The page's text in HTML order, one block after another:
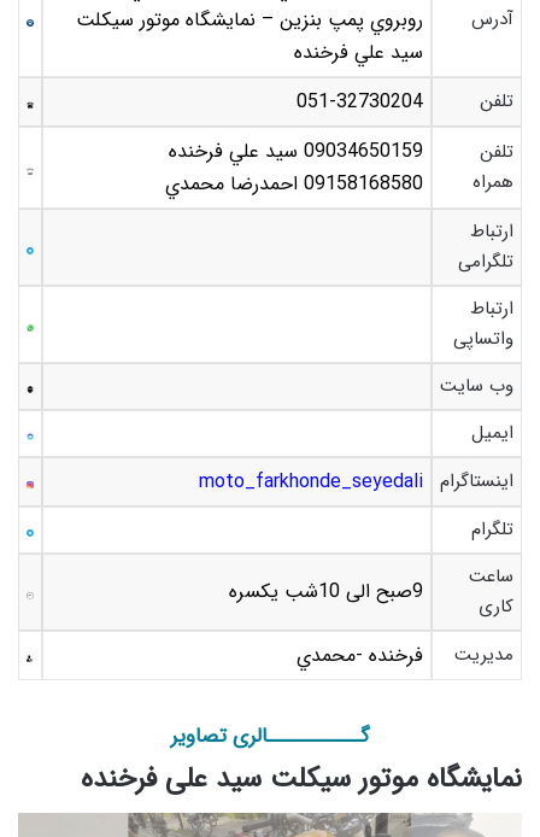
آدرس
روبروي پمپ بنزين – نمايشگاه موتور سيکلت
سيد علي فرخنده
تلفن 051-32730204
تلفن
همراه
09034650159 سيد علي فرخنده
09158168580 احمدرضا محمدي
ارتباط
تلگرامی
ارتباط
واتساپی
وب سایت
ایمیل
اینستاگرام moto_farkhonde_seyedali
تلگرام
ساعت
کاری
9صبح الی 10شب یکسره
مدیریت فرخنده -محمدي
گـــــــــــالری تصاویر
نمایشگاه موتور سیکلت سید علی فرخنده